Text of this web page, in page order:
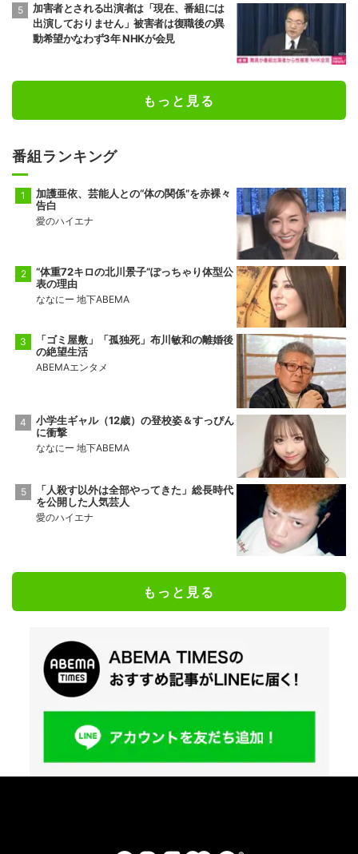
加害者とされる出演者は「現在、番組には
出演しておりません」被害者は復職後の異
動希望かなわず3年 NHKが会見
もっと見る
番組ランキング
加護亜依、芸能人との“体の関係”を赤裸々
告白
愛のハイエナ
“体重72キロの北川景子”ぽっちゃり体型公
表の理由
ななにー 地下ABEMA
「ゴミ屋敷」「孤独死」布川敏和の離婚後
の絶望生活
ABEMAエンタメ
小学生ギャル（12歳）の登校姿＆すっぴん
に衝撃
ななにー 地下ABEMA
「人殺す以外は全部やってきた」総長時代
を公開した人気芸人
愛のハイエナ
もっと見る